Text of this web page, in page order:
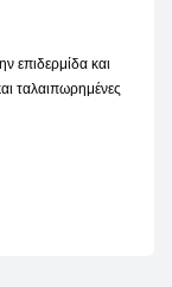
επιδερμίδα και
ταλαιπωρημένες